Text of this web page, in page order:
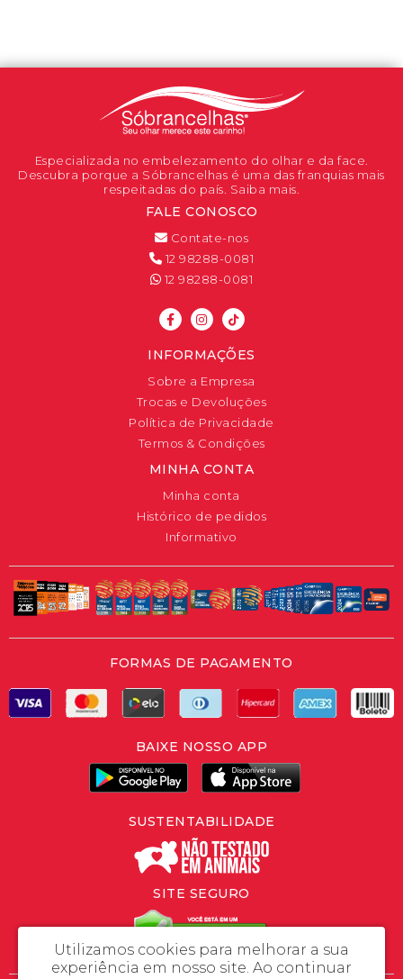
Especializada no embelezamento do olhar e da face.
Descubra porque a Sóbrancelhas é uma das franquias mais
respeitadas do país. Saiba mais.
FALE CONOSCO
Contate-nos
12 98288-0081
12 98288-0081
INFORMAÇÕES
Sobre a Empresa
Trocas e Devoluções
Política de Privacidade
Termos & Condições
MINHA CONTA
Minha conta
Histórico de pedidos
Informativo
FORMAS DE PAGAMENTO
BAIXE NOSSO APP
SUSTENTABILIDADE
SITE SEGURO
Utilizamos cookies para melhorar a sua
experiência em nosso site. Ao continuar